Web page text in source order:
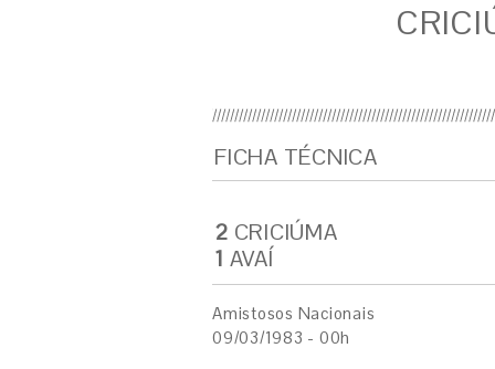
FICHA TÉCNICA
2 CRICIÚMA
1 AVAÍ
Amistosos Nacionais
09/03/1983 - 00h